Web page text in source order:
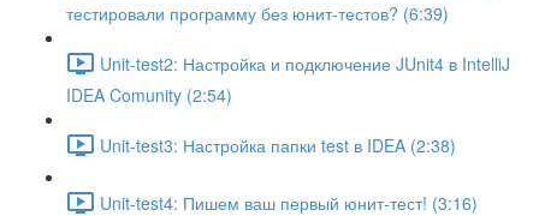
тестировали программу без юнит-тестов? (6:39)
Unit-test2: Настройка и подключение JUnit4 в IntelliJ
IDEA Comunity (2:54)
Unit-test3: Настройка папки test в IDEA (2:38)
Unit-test4: Пишем ваш первый юнит-тест! (3:16)